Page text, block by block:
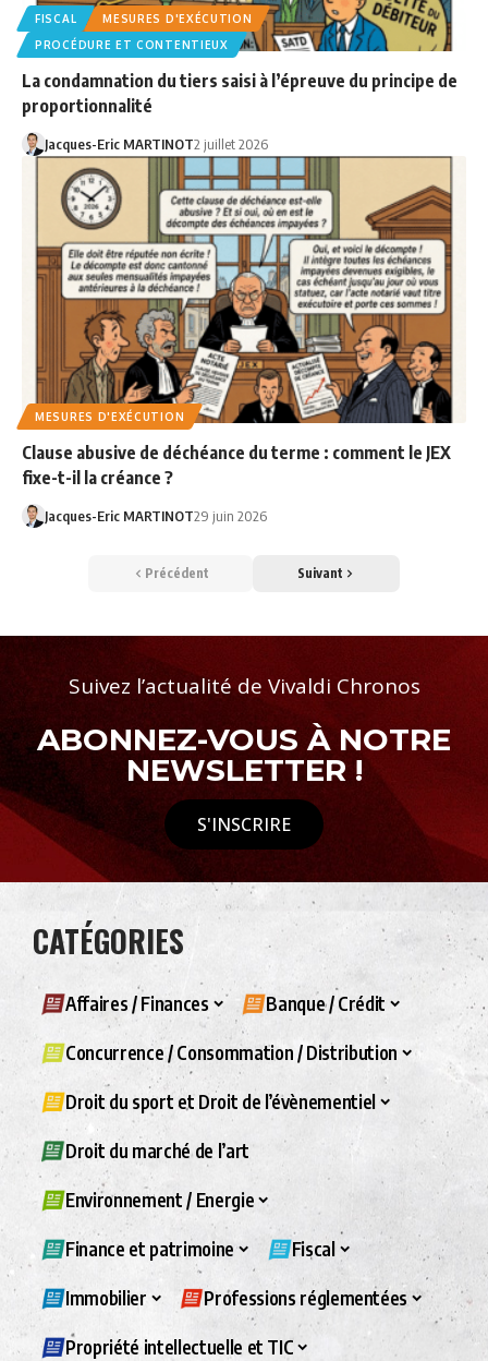
FISCAL
MESURES D'EXÉCUTION
PROCÉDURE ET CONTENTIEUX
La condamnation du tiers saisi à l’épreuve du principe de
proportionnalité
Jacques-Eric MARTINOT2 juillet 2026
MESURES D'EXÉCUTION
Clause abusive de déchéance du terme : comment le JEX
fixe-t-il la créance ?
Jacques-Eric MARTINOT29 juin 2026
Précédent Suivant
Suivez l’actualité de Vivaldi Chronos
ABONNEZ-VOUS À NOTRE
NEWSLETTER !
S'INSCRIRE
CATÉGORIES
Affaires / Finances Banque / Crédit
Concurrence / Consommation / Distribution
Droit du sport et Droit de l’évènementiel
Droit du marché de l’art
Environnement / Energie
Finance et patrimoine Fiscal
Immobilier Professions réglementées
Propriété intellectuelle et TIC